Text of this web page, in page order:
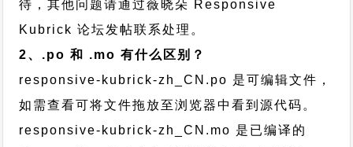
待，其他问题请通过薇晓朵 Responsive
Kubrick 论坛发帖联系处理。
2、.po 和 .mo 有什么区别？
responsive-kubrick-zh_CN.po 是可编辑文件，
如需查看可将文件拖放至浏览器中看到源代码。
responsive-kubrick-zh_CN.mo 是已编译的